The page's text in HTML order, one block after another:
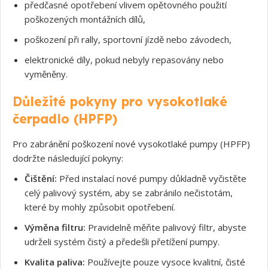
předčasné opotřebení vlivem opětovného použití
poškozených montážních dílů,
poškození při rally, sportovní jízdě nebo závodech,
elektronické díly, pokud nebyly repasovány nebo
vyměněny.
Důležité pokyny pro vysokotlaké
čerpadlo (HPFP)
Pro zabránění poškození nové vysokotlaké pumpy (HPFP)
dodržte následující pokyny:
Čištění: Před instalací nové pumpy důkladně vyčistěte
celý palivový systém, aby se zabránilo nečistotám,
které by mohly způsobit opotřebení.
Výměna filtru: Pravidelně měňte palivový filtr, abyste
udrželi systém čistý a předešli přetížení pumpy.
Kvalita paliva: Používejte pouze vysoce kvalitní, čisté
Souhlasím s GDPR